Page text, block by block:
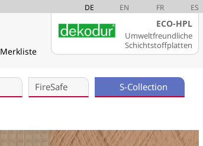
DE EN FR ES
Merkliste
ECO-HPL
Umweltfreundliche
Schichtstoffplatten
FireSafe S-Collection